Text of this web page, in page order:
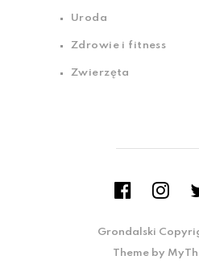
Uroda
Zdrowie i fitness
Zwierzęta
Grondalski
Theme by